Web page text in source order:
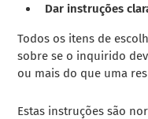
Dar instruções
Todos os itens de
sobre se o inquirido
ou mais do que uma
Estas instruções são